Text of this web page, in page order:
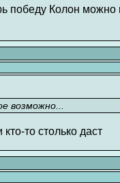
победу Колон можно
возможно...
то столько даст